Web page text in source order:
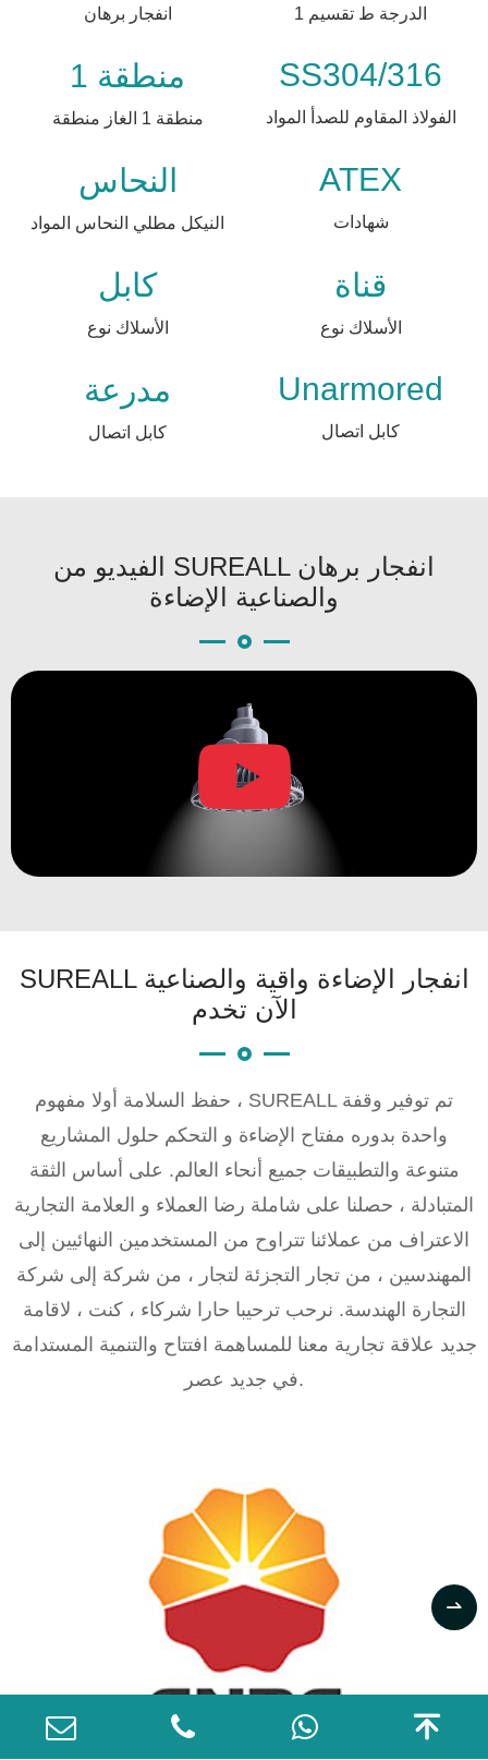
انفجار برهان الدرجة ط تقسيم 1
منطقة 1
منطقة 1 الغاز منطقة
SS304/316
الفولاذ المقاوم للصدأ المواد
النحاس
النيكل مطلي النحاس المواد
ATEX
شهادات
كابل
الأسلاك نوع
قناة
الأسلاك نوع
مدرعة
كابل اتصال
Unarmored
كابل اتصال
الفيديو من SUREALL انفجار برهان
والصناعية الإضاءة

SUREALL انفجار الإضاءة واقية والصناعية
الآن تخدم
حفظ السلامة أولا مفهوم ، SUREALL تم توفير وقفة
واحدة بدوره مفتاح الإضاءة و التحكم حلول المشاريع
متنوعة والتطبيقات جميع أنحاء العالم. على أساس الثقة
المتبادلة ، حصلنا على شاملة رضا العملاء و العلامة التجارية
الاعتراف من عملائنا تتراوح من المستخدمين النهائيين إلى
المهندسين ، من تجار التجزئة لتجار ، من شركة إلى شركة
التجارة الهندسة. نرحب ترحيبا حارا شركاء ، كنت ، لاقامة
جديد علاقة تجارية معنا للمساهمة افتتاح والتنمية المستدامة
في جديد عصر.

